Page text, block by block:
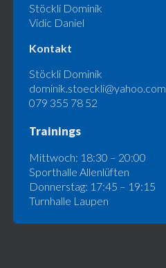
Stöckli Dominik
Vidic Daniel
Kontakt
Stöckli Dominik
dominik.stoeckli@yahoo.com
079 355 78 52
Trainings
Mittwoch: 18:30 – 20:00
Sporthalle Allenlüften
Donnerstag: 17:45 – 19:15
Turnhalle Laupen